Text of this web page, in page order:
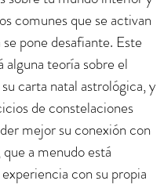
comunes que se activan
pone desafiante. Este
alguna teoría sobre el
carta natal astrológica, y
de constelaciones
mejor su conexión con
a menudo está
con su propia